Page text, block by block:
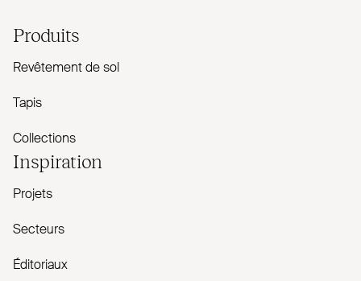
Produits
Revêtement de sol
Tapis
Collections
Inspiration
Projets
Secteurs
Éditoriaux